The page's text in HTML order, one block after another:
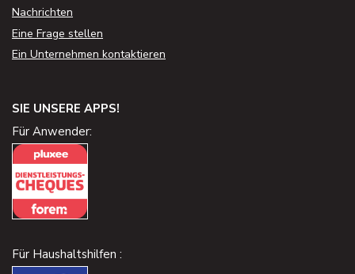
Nachrichten
Eine Frage stellen
Ein Unternehmen kontaktieren
SIE UNSERE APPS!
Für Anwender:
Für Haushaltshilfen :